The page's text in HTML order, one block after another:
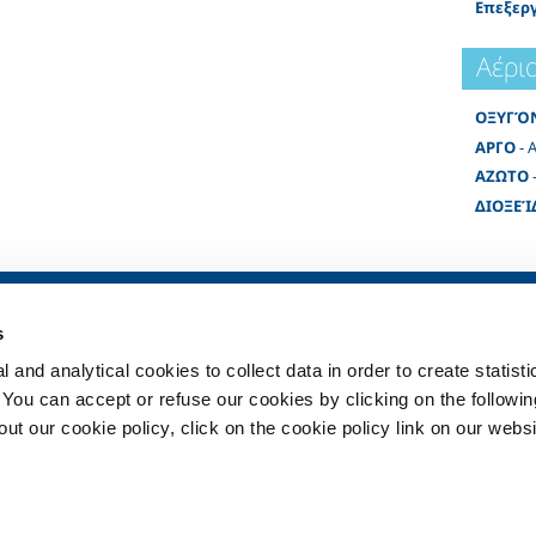
and analytical cookies to collect data in order to create
can accept or refuse our cookies by clicking on the
our cookie policy, click on the cookie policy link on our
ΑΡΓΟ-
ΑΖΩΤΟ
Συστήματα διανομής
ιατροτεχνολογικών προϊόντων
Υπηρεσίες
για τη
Προϊόντα και
φροντίδα της